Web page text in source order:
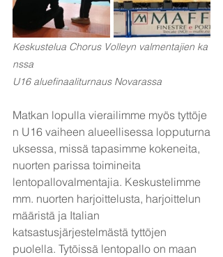
Keskustelua Chorus Volleyn valmentajien ka
nssa
U16 aluefinaaliturnaus Novarassa
Matkan lopulla vierailimme myös tyttöje
n U16 vaiheen alueellisessa lopputurna
uksessa, missä tapasimme kokeneita,
nuorten parissa toimineita
lentopallovalmentajia. Keskustelimme
mm. nuorten harjoittelusta, harjoittelun
määristä ja Italian
katsastusjärjestelmästä tyttöjen
puolella. Tytöissä lentopallo on maan